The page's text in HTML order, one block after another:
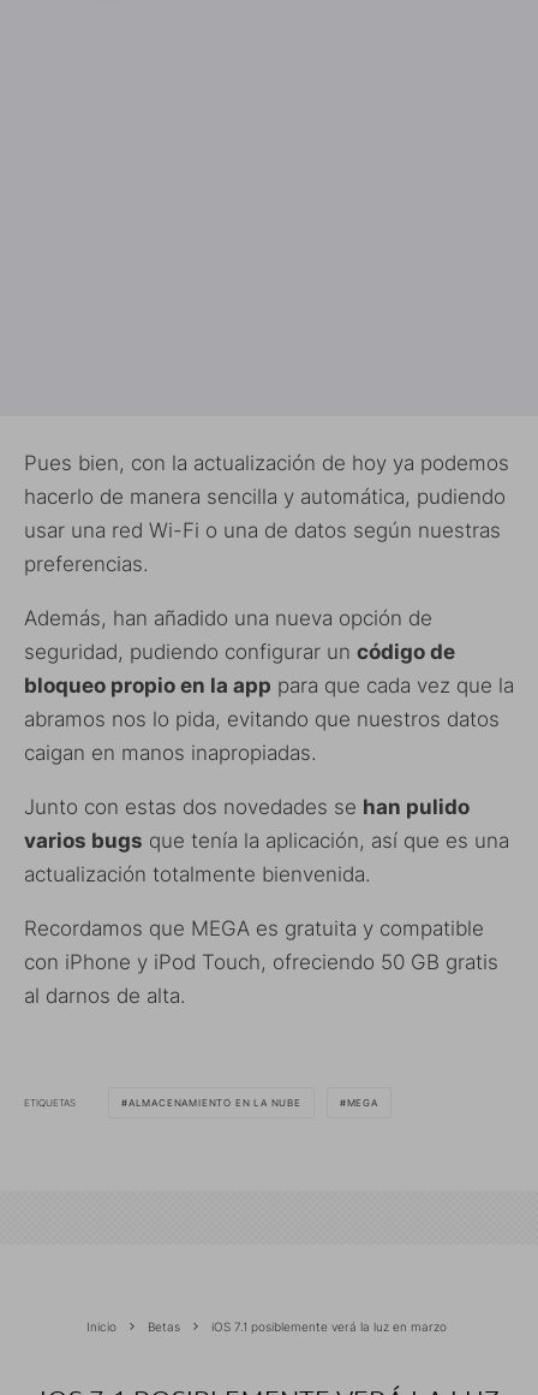
Pues bien, con la actualización de hoy ya podemos
hacerlo de manera sencilla y automática, pudiendo
usar una red Wi-Fi o una de datos según nuestras
preferencias.
Además, han añadido una nueva opción de
seguridad, pudiendo configurar un código de
bloqueo propio en la app para que cada vez que la
abramos nos lo pida, evitando que nuestros datos
caigan en manos inapropiadas.
Junto con estas dos novedades se han pulido
varios bugs que tenía la aplicación, así que es una
actualización totalmente bienvenida.
Recordamos que MEGA es gratuita y compatible
con iPhone y iPod Touch, ofreciendo 50 GB gratis
al darnos de alta.
ETIQUETAS ALMACENAMIENTO EN LA NUBE MEGA
Inicio Betas iOS 7.1 posiblemente verá la luz en marzo